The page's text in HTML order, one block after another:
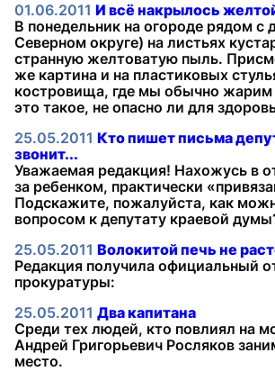
01.06.2011 И всё накрылось
В понедельник на огороде рядом
Северном округе) на листьях
странную желтоватую пыль.
же картина и на пластиковых
костровища, где мы обычно
это такое, не опасно ли для
25.05.2011 Кто пишет письма
звонит...
Уважаемая редакция! Нахожусь в
за ребенком, практически
Подскажите, пожалуйста, как
вопросом к депутату краевой
25.05.2011 Волокитой печь не
Редакция получила официальный
прокуратуры:
25.05.2011 Два капитана
Среди тех людей, кто повлиял на
Андрей Григорьевич Росляков
место.